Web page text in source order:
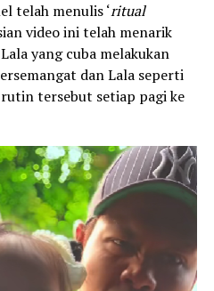
telah menulis ‘ritual
video ini telah menarik
yang cuba melakukan
dan Lala seperti
tersebut setiap pagi ke